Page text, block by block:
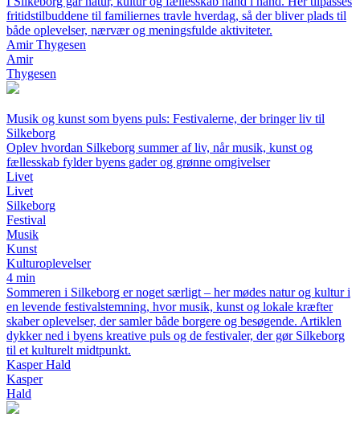
fritidstilbuddene til familiernes travle hverdag, så der bliver plads til
både oplevelser, nærvær og meningsfulde aktiviteter.
Amir Thygesen
Amir
Thygesen
Musik og kunst som byens puls: Festivalerne, der bringer liv til
Silkeborg
Oplev hvordan Silkeborg summer af liv, når musik, kunst og
fællesskab fylder byens gader og grønne omgivelser
Livet
Livet
Silkeborg
Festival
Musik
Kunst
Kulturoplevelser
4 min
Sommeren i Silkeborg er noget særligt – her mødes natur og kultur i
en levende festivalstemning, hvor musik, kunst og lokale kræfter
skaber oplevelser, der samler både borgere og besøgende. Artiklen
dykker ned i byens kreative puls og de festivaler, der gør Silkeborg
til et kulturelt midtpunkt.
Kasper Hald
Kasper
Hald